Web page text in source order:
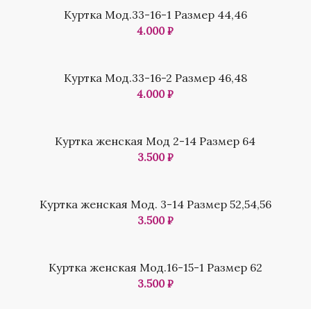
Куртка Мод.33-16-1 Размер 44,46
4.000₽
Куртка Мод.33-16-2 Размер 46,48
4.000₽
Куртка женская Мод 2-14 Размер 64
3.500₽
Куртка женская Мод. 3-14 Размер 52,54,56
3.500₽
Куртка женская Мод.16-15-1 Размер 62
3.500₽